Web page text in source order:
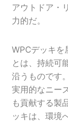
アウトドア・
力的だ。
WPCデッキを
とは、持続可
沿うものです
実用的なニー
も貢献する製
ッキは、環境